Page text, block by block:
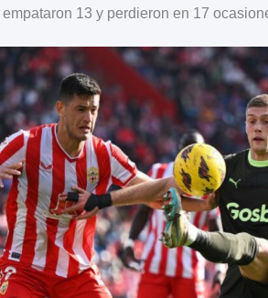
13 y perdieron en 17